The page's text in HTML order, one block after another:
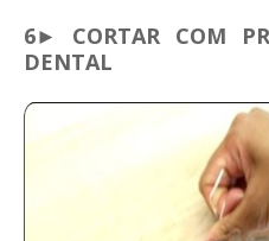
6► CORTAR COM
DENTAL